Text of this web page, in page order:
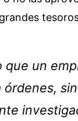
que un
órdenes,